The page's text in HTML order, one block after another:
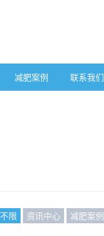
减肥案例 联系我们
不限 资讯中心 减肥案例